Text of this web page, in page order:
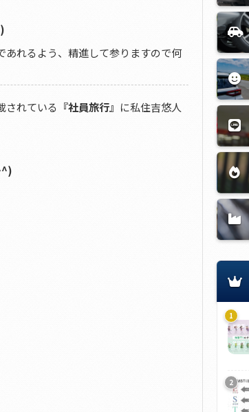
れるよう、精進して参りますので何
されている 『社員旅行』 に私住吉悠人